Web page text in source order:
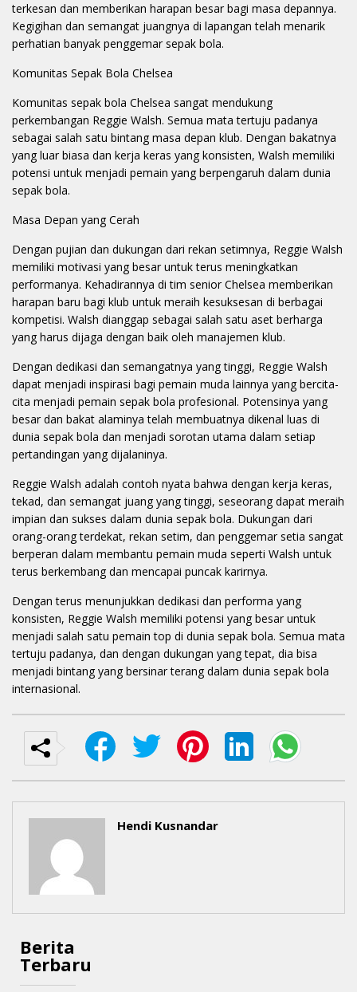
terkesan dan memberikan harapan besar bagi masa depannya.
Kegigihan dan semangat juangnya di lapangan telah menarik
perhatian banyak penggemar sepak bola.
Komunitas Sepak Bola Chelsea
Komunitas sepak bola Chelsea sangat mendukung
perkembangan Reggie Walsh. Semua mata tertuju padanya
sebagai salah satu bintang masa depan klub. Dengan bakatnya
yang luar biasa dan kerja keras yang konsisten, Walsh memiliki
potensi untuk menjadi pemain yang berpengaruh dalam dunia
sepak bola.
Masa Depan yang Cerah
Dengan pujian dan dukungan dari rekan setimnya, Reggie Walsh
memiliki motivasi yang besar untuk terus meningkatkan
performanya. Kehadirannya di tim senior Chelsea memberikan
harapan baru bagi klub untuk meraih kesuksesan di berbagai
kompetisi. Walsh dianggap sebagai salah satu aset berharga
yang harus dijaga dengan baik oleh manajemen klub.
Dengan dedikasi dan semangatnya yang tinggi, Reggie Walsh
dapat menjadi inspirasi bagi pemain muda lainnya yang bercita-
cita menjadi pemain sepak bola profesional. Potensinya yang
besar dan bakat alaminya telah membuatnya dikenal luas di
dunia sepak bola dan menjadi sorotan utama dalam setiap
pertandingan yang dijalaninya.
Reggie Walsh adalah contoh nyata bahwa dengan kerja keras,
tekad, dan semangat juang yang tinggi, seseorang dapat meraih
impian dan sukses dalam dunia sepak bola. Dukungan dari
orang-orang terdekat, rekan setim, dan penggemar setia sangat
berperan dalam membantu pemain muda seperti Walsh untuk
terus berkembang dan mencapai puncak karirnya.
Dengan terus menunjukkan dedikasi dan performa yang
konsisten, Reggie Walsh memiliki potensi yang besar untuk
menjadi salah satu pemain top di dunia sepak bola. Semua mata
tertuju padanya, dan dengan dukungan yang tepat, dia bisa
menjadi bintang yang bersinar terang dalam dunia sepak bola
internasional.
Hendi Kusnandar
Berita
Terbaru